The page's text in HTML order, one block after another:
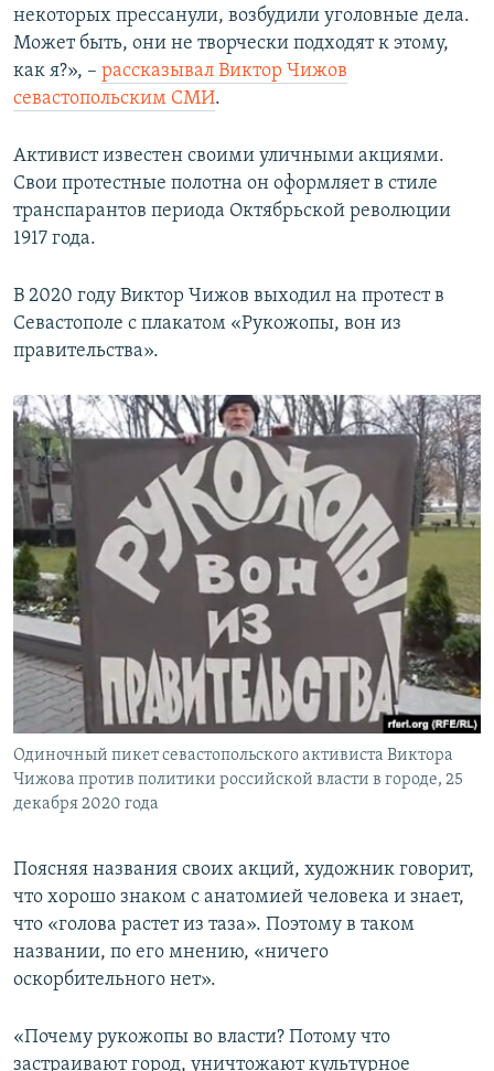
некоторых прессанули, возбудили уголовные дела.
Может быть, они не творчески подходят к этому,
как я?», – рассказывал Виктор Чижов
севастопольским СМИ.
Активист известен своими уличными акциями.
Свои протестные полотна он оформляет в стиле
транспарантов периода Октябрьской революции
1917 года.
В 2020 году Виктор Чижов выходил на протест в
Севастополе с плакатом «Рукожопы, вон из
правительства».
Одиночный пикет севастопольского активиста Виктора
Чижова против политики российской власти в городе, 25
декабря 2020 года
Поясняя названия своих акций, художник говорит,
что хорошо знаком с анатомией человека и знает,
что «голова растет из таза». Поэтому в таком
названии, по его мнению, «ничего
оскорбительного нет».
«Почему рукожопы во власти? Потому что
застраивают город, уничтожают культурное